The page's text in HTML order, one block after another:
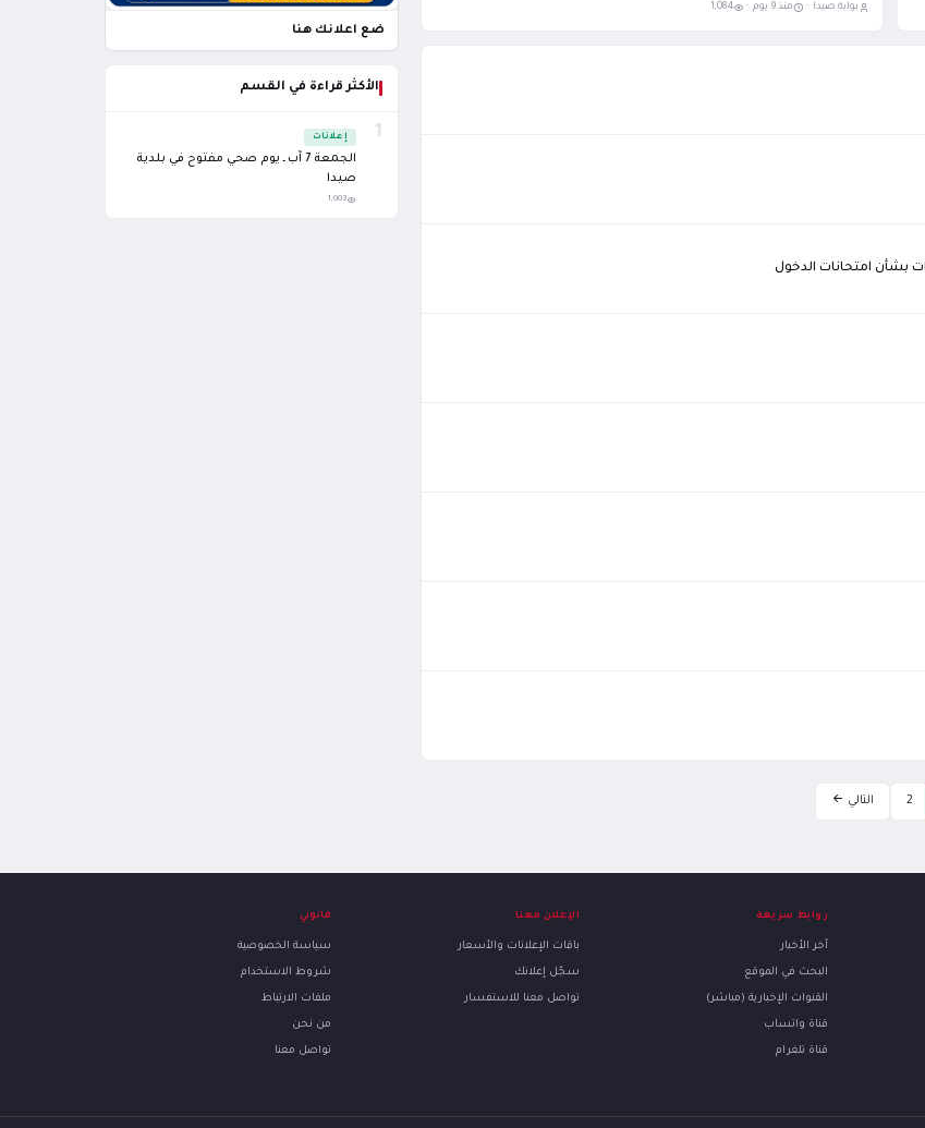
بوابة صيدا · منذ 9 يوم · 1,084
بشأن امتحانات الدخول
2 التالي
ضع اعلانك هنا
الأكثر قراءة في القسم
1 إعلانات
الجمعة 7 آب ـ يوم صحي مفتوح في بلدية
صيدا
1,003
روابط سريعة
آخر الأخبار
البحث في الموقع
القنوات الإخبارية (مباشر)
قناة واتساب
قناة تلغرام
الإعلان معنا
باقات الإعلانات والأسعار
سجّل إعلانك
تواصل معنا للاستفسار
قانوني
سياسة الخصوصية
شروط الاستخدام
ملفات الارتباط
من نحن
تواصل معنا